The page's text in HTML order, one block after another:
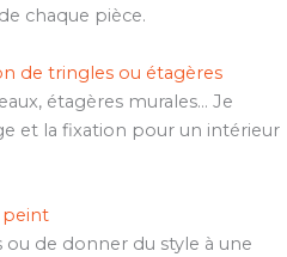
chaque pièce.
de tringles ou étagères
étagères murales… Je
et la fixation pour un intérieur
peint
ou de donner du style à une